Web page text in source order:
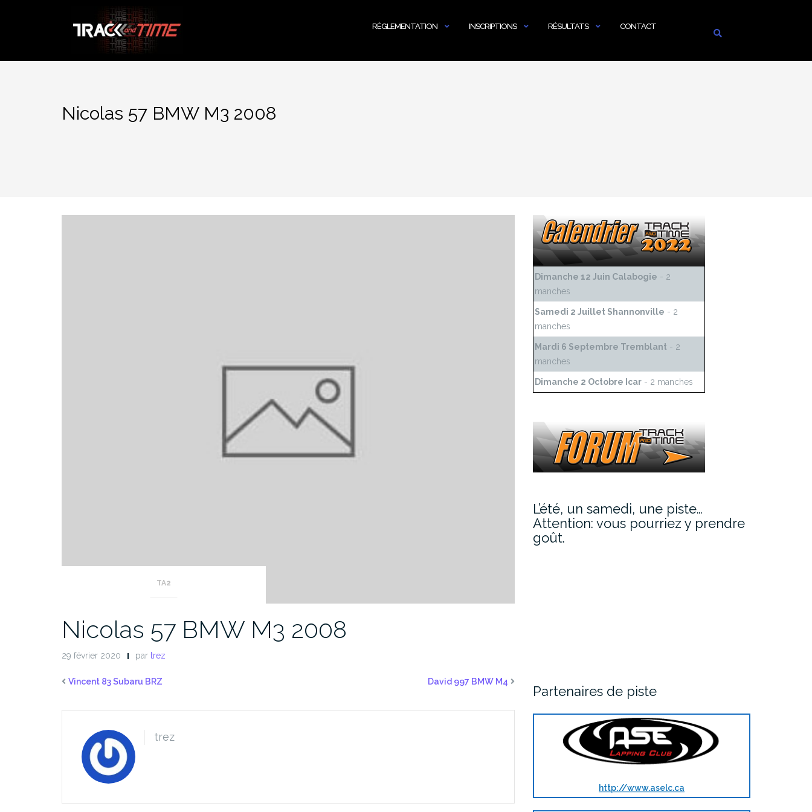
RÈGLEMENTATION INSCRIPTIONS RÉSULTATS CONTACT
Nicolas 57 BMW M3 2008
TA2
Nicolas 57 BMW M3 2008
29 février 2020 par trez
Vincent 83 Subaru BRZ David 997 BMW M4
trez
Dimanche 12 Juin Calabogie - 2
manches
Samedi 2 Juillet Shannonville - 2
manches
Mardi 6 Septembre Tremblant - 2
manches
Dimanche 2 Octobre Icar - 2 manches
L’été, un samedi, une piste…
Attention: vous pourriez y prendre
goût.
Partenaires de piste
http://www.aselc.ca